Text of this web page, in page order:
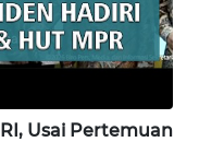
Usai Pertemuan